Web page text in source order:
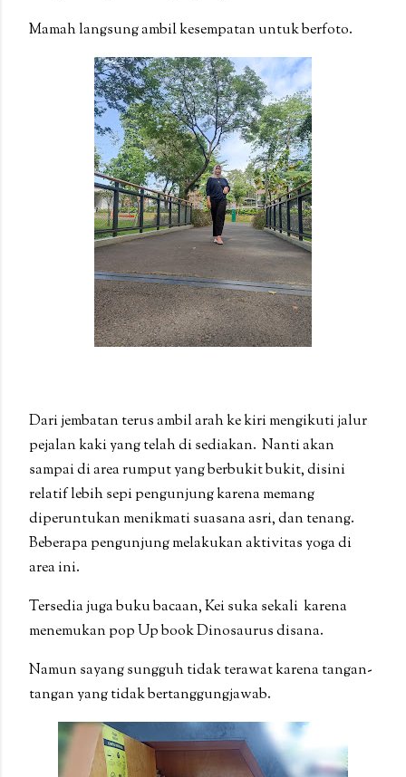
Mamah langsung ambil kesempatan untuk berfoto.
Dari jembatan terus ambil arah ke kiri mengikuti jalur
pejalan kaki yang telah di sediakan. Nanti akan
sampai di area rumput yang berbukit bukit, disini
relatif lebih sepi pengunjung karena memang
diperuntukan menikmati suasana asri, dan tenang.
Beberapa pengunjung melakukan aktivitas yoga di
area ini.
Tersedia juga buku bacaan, Kei suka sekali karena
menemukan pop Up book Dinosaurus disana.
Namun sayang sungguh tidak terawat karena tangan-
tangan yang tidak bertanggungjawab.